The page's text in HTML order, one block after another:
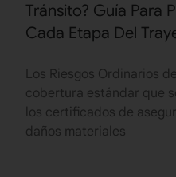
Tránsito? Guía Para
Cada Etapa Del
Los Riesgos Ordinarios
cobertura estándar que
los certificados de
daños materiales